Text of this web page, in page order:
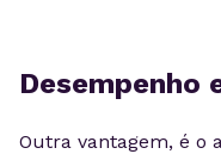
Desempenho
Outra vantagem, é o